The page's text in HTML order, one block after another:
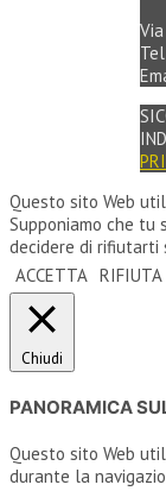
Questo sito Web
Supponiamo che tu
decidere di rifiutarti
ACCETTA RIFIUTA
Chiudi
PANORAMICA
Questo sito Web
durante la